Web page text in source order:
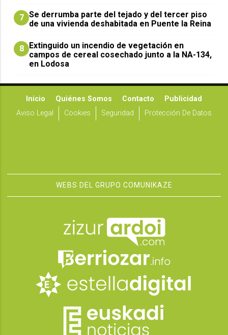
7 Se derrumba parte del tejado y del tercer piso
de una vivienda deshabitada en Puente la Reina
8
Extinguido un incendio de vegetación en
campos de cereal cosechado junto a la NA-134,
en Lodosa
Inicio Quiénes Somos Contacto
Publicidad
Aviso Legal
Cookies Seguridad Protección De Datos
WEBS DEL GRUPO COMUNIKAZE